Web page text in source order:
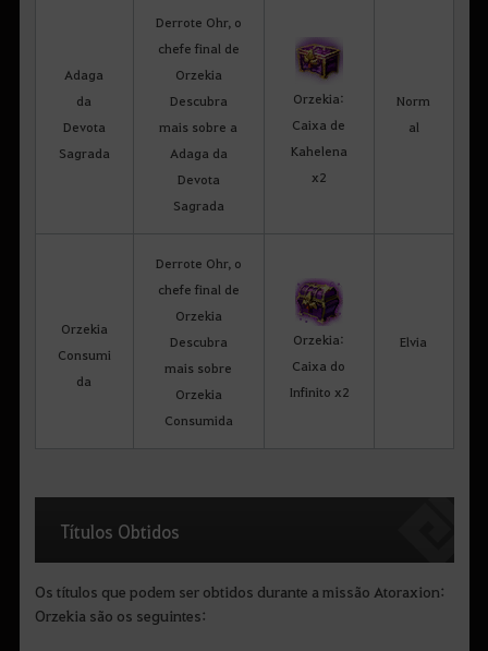
Adaga
da
Devota
Sagrada
Derrote Ohr, o
chefe final de
Orzekia
Descubra
mais sobre a
Adaga da
Devota
Sagrada
Orzekia:
Caixa de
Kahelena
x2
Norm
al
Orzekia
Consumi
da
Derrote Ohr, o
chefe final de
Orzekia
Descubra
mais sobre
Orzekia
Consumida
Orzekia:
Caixa do
Infinito x2
Elvia
Títulos Obtidos
Os títulos que podem ser obtidos durante a missão Atoraxion:
Orzekia são os seguintes: